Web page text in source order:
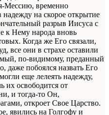
Мессию, временно
на скорое открытие
разрыв Иисуса с
к Нему народа вновь
Когда же Его связали,
все они в страхе оставили
по-видимому, преданный
даже побоялся назвать Его
еще лелеять надежду,
их освободится от
и тогда-то Он,
откроет Свое Царство.
явились на Голгофу и